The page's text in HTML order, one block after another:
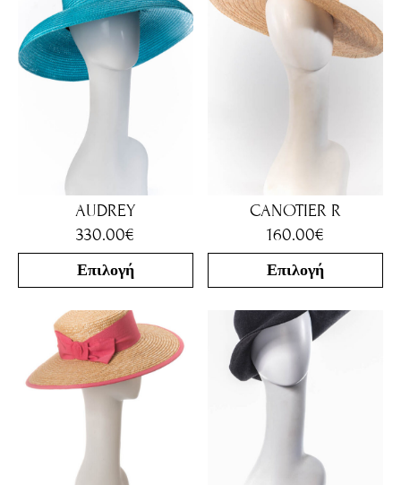
AUDREY
330.00€
Επιλογή
CANOTIER R
160.00€
Επιλογή